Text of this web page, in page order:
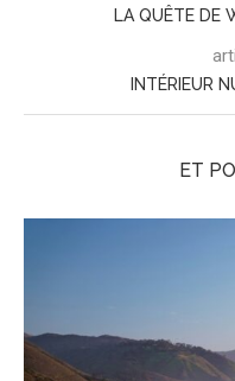
LA QUÊTE DE
INTÉRIEUR
ET